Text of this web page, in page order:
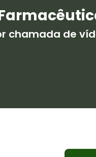
chamada de